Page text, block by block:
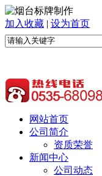
加入收藏 | 设为首页
网站首页
公司简介
资质荣誉
新闻中心
公司动态